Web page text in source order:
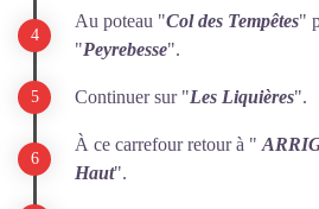
Au poteau "Col des Tempêtes"
"Peyrebesse".
Continuer sur "Les Liquières".
À ce carrefour retour à "
Haut".